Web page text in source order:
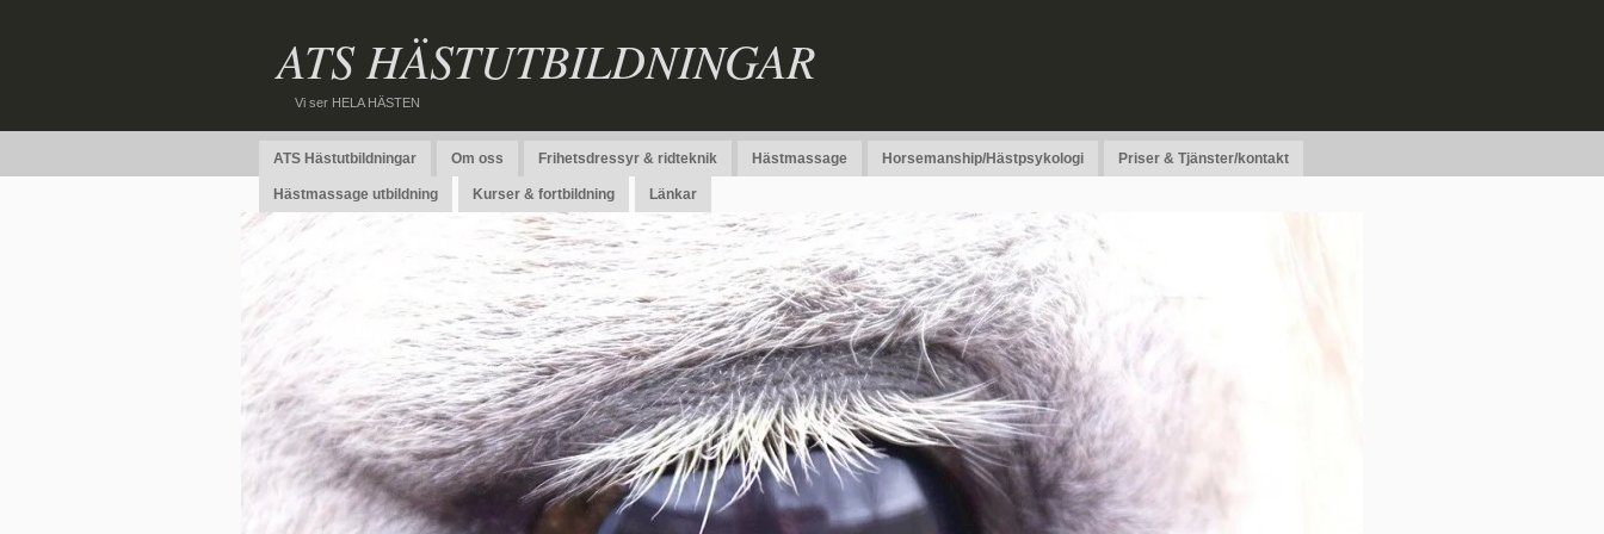
ATS HÄSTUTBILDNINGAR
Vi ser HELA HÄSTEN
ATS Hästutbildningar Om oss Frihetsdressyr & ridteknik Hästmassage Horsemanship/Hästpsykologi Priser & Tjänster/kontakt
Hästmassage utbildning Kurser & fortbildning Länkar